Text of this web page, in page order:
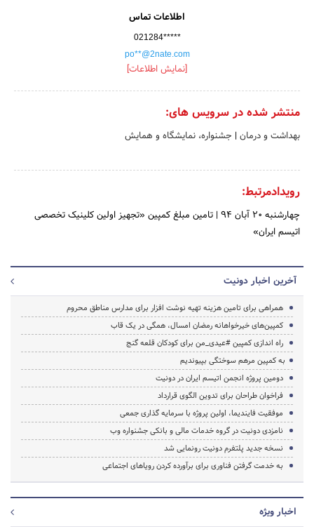
اطلاعات تماس
021284*****
po**@2nate.com
[نمایش اطلاعات]
منتشر شده در سرویس های:
بهداشت و درمان | جشنواره، نمایشگاه و همایش
رویدادمرتبط:
چهارشنبه 20 آبان 94 | تامین مبلغ کمپین «تجهیز اولین کلینیک تخصصی
اتیسم ایران»
آخرین اخبار دونیت
همراهی برای تامین هزینه تهیه نوشت افزار برای مدارس مناطق محروم
کمپین‌های خیرخواهانه رمضان امسال، همگی در یک قاب
راه اندازی کمپین #عیدی_من برای کودکان قلعه گنج
به کمپین مرهم سوختگی بپیوندیم
دومین پروژه انجمن اتیسم ایران در دونیت
فراخوان طراحان برای تدوین الگوی قرارداد
موفقیت فایندیما، اولین پروژه با سرمایه گذاری جمعی
نامزدی دونیت در گروه خدمات مالی و بانکی جشنواره وب
نسخه جدید پلتفرم دونیت رونمایی شد
به خدمت گرفتن فناوری برای برآورده کردن رویاهای اجتماعی
اخبار ویژه